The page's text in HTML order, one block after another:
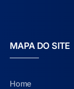
MAPA DO SITE
Home